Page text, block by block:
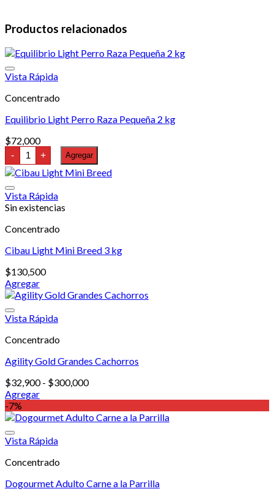
Productos relacionados
Vista Rápida
Concentrado
Equilibrio Light Perro Raza Pequeña 2 kg
$72,000
- Equilibrio
Light
Perro
Raza
2
kg
+ Agregar
Vista Rápida
Sin existencias
Concentrado
Cibau Light Mini Breed 3 kg
$130,500
Agregar
Vista Rápida
Concentrado
Agility Gold Grandes Cachorros
$32,900 - $300,000Rango
desde
Agregar
Este
producto
múltiples
Las
se
-7%
Vista Rápida
Concentrado
Dogourmet Adulto Carne a la Parrilla